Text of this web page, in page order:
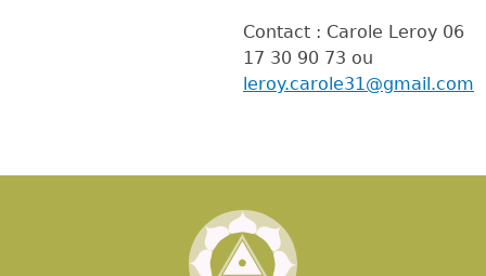
Contact : Carole Leroy 06
17 30 90 73 ou
leroy.carole31@gmail.com